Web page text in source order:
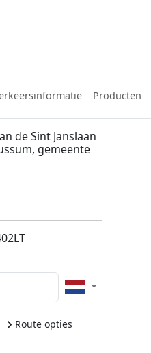
Producten
de Sint Janslaan
gemeente
Route opties